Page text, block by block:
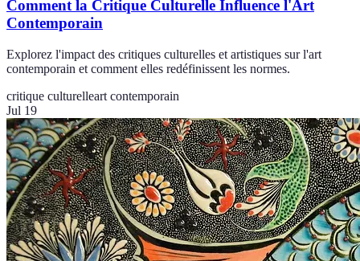
Comment la Critique Culturelle Influence l'Art
Contemporain
Explorez l'impact des critiques culturelles et artistiques sur l'art
contemporain et comment elles redéfinissent les normes.
critique culturelleart contemporain
Jul 19